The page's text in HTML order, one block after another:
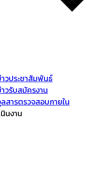
วประชาสัมพันธ์
วรับสมัครงาน
สารตรวจสอบภายใน
นงาน